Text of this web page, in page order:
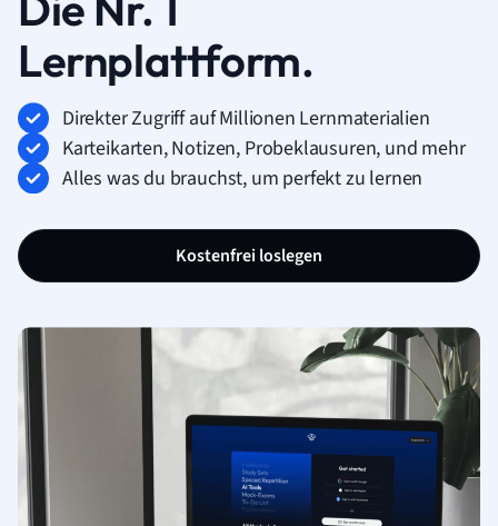
Lernplattform.
Direkter Zugriff auf Millionen Lernmaterialien
Karteikarten, Notizen, Probeklausuren, und mehr
Alles was du brauchst, um perfekt zu lernen
Kostenfrei loslegen